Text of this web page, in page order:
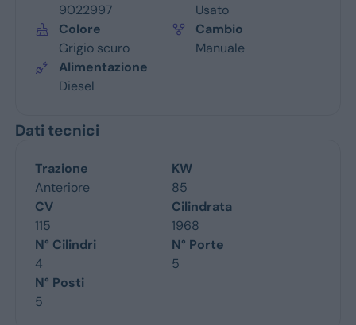
9022997
Usato
Colore
Grigio scuro
Cambio
Manuale
Alimentazione
Diesel
Dati tecnici
Trazione
Anteriore
KW
85
CV
115
Cilindrata
1968
N° Cilindri
4
N° Porte
5
N° Posti
5